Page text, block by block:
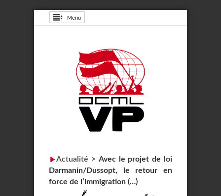
Menu
Actualité > Avec le projet de loi
Darmanin/Dussopt, le retour en
force de l’immigration (…)